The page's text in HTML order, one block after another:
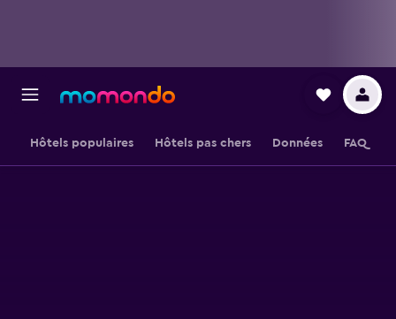
Hôtels populaires Hôtels pas chers Données FAQ